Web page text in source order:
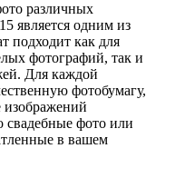
различных
является одним из
подходит как для
фотографий, так и
Для каждой
фотобумагу,
изображений
свадебные фото или
в вашем